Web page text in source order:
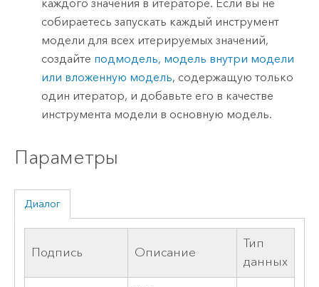
каждого значения в итераторе. Если вы не
собираетесь запускать каждый инструмент
модели для всех итерируемых значений,
создайте подмодель, модель внутри модели
или вложенную модель, содержащую только
один итератор, и добавьте его в качестве
инструмента модели в основную модель.
Параметры
Диалог
Подпись Описание
Тип
данных